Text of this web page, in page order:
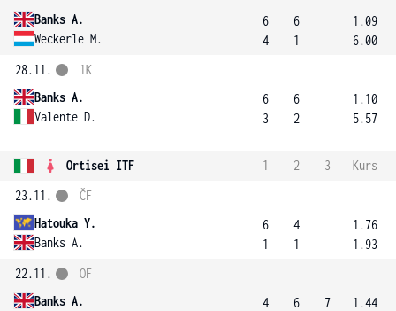
Banks A.
Weckerle M.
6
4
6
1
1.09
6.00
28.11.
Banks A.
Valente D.
1K
6
3
6
2
1.10
5.57
Ortisei ITF 1 2 3
Kurs
23.11.
Hatouka Y.
Banks A.
ČF
6
1
4
1
1.76
1.93
22.11.
Banks A.
OF
4
6
7
1.44